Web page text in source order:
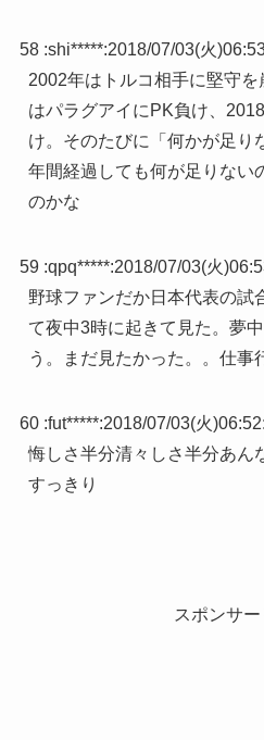
58 :shi*****:2018/07/03(火
2002年はトルコ相手に堅守
はパラグアイにPK負け、
け。そのたびに「何かが足り
年間経過しても何が足りない
のかな
59 :qpq*****:2018/07/03(火
野球ファンだか日本代表の試
て夜中3時に起きて見た。夢
う。まだ見たかった。。仕事
60 :fut*****:2018/07/03(火
悔しさ半分清々しさ半分あん
すっきり
スポンサー